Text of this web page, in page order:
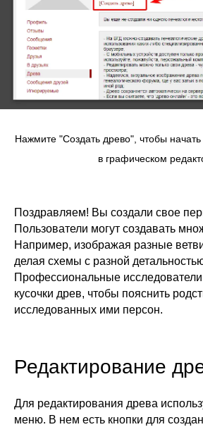
Нажмите "Создать древо", чтобы начать
в графическом
Поздравляем! Вы создали свое
Пользователи могут создавать
Например, изображая разные
делая схемы с разной
Профессиональные исследователи
кусочки древ, чтобы пояснить
исследованных ими персон.
Редактирование
Для редактирования древа
меню. В нем есть кнопки для